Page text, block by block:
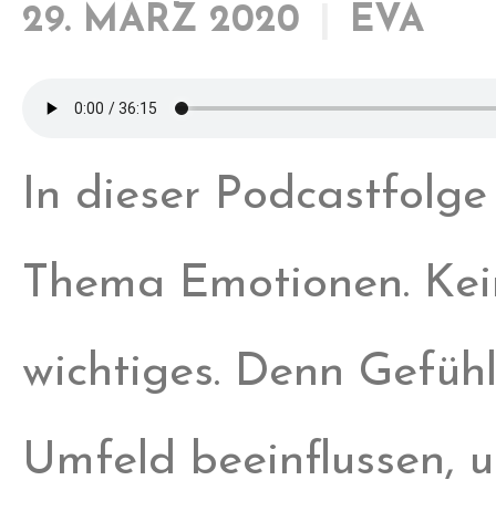
29. MÄRZ 2020 EVA
In dieser
Thema Emotionen.
wichtiges. Denn
Umfeld beeinflussen,